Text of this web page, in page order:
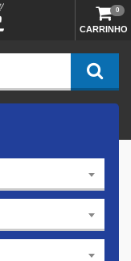
CARRINHO
0